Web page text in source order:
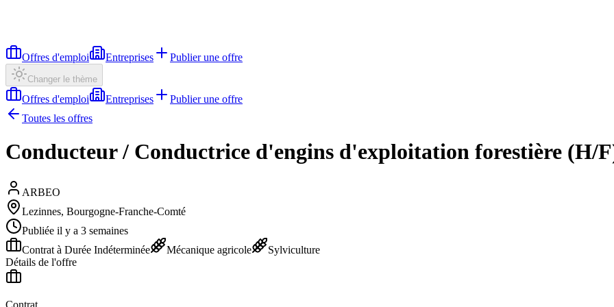
Offres d'emploi Entreprises Publier une offre
Changer le thème
Offres d'emploi Entreprises
Publier une offre
Toutes les offres
Conducteur / Conductrice d'engins d'exploitation forestière (H/
ARBEO
Lezinnes, Bourgogne-Franche-Comté
Publiée il y a 3 semaines
Contrat à Durée Indéterminée
Mécanique agricole
Sylviculture
Détails de l'offre
Contrat